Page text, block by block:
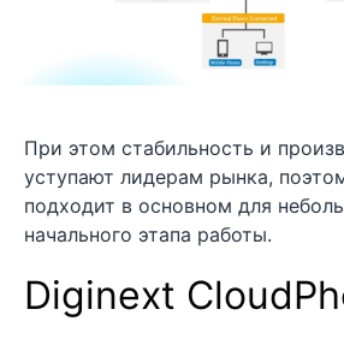
При этом стабильность и
уступают лидерам рынка,
подходит в основном для
начального этапа работы.
Diginext